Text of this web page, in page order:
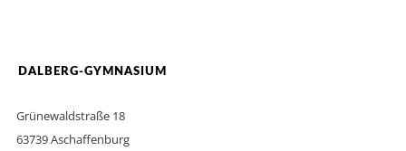
DALBERG-GYMNASIUM
Grünewaldstraße 18
63739 Aschaffenburg